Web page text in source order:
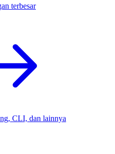
terbesar
CLI, dan lainnya